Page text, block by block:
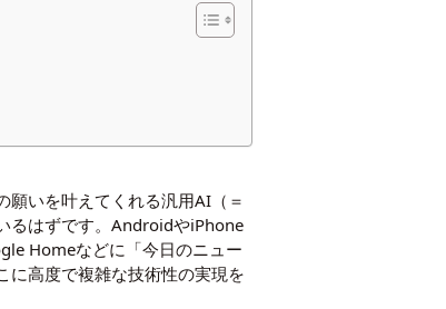
願いを叶えてくれる汎用AI（＝
るはずです。AndroidやiPhone
Homeなどに「今日のニュー
に高度で複雑な技術性の実現を